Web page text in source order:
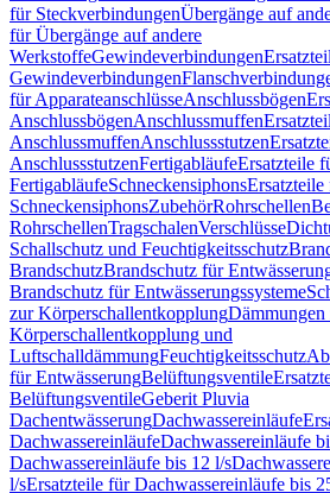
für SteckverbindungenÜbergänge auf
für Übergänge auf andere
WerkstoffeGewindeverbindungen
Gewindeverbindungen
für ApparateanschlüsseAnschlussbögen
AnschlussbögenAnschlussmuffen
AnschlussmuffenAnschlussstutzen
AnschlussstutzenFertigabläufeErsatzteile
FertigabläufeSchneckensiphonsErsatzteile
SchneckensiphonsZubehörRohrschellen
RohrschellenTragschalenVerschlüsse
Schallschutz und Feuchtigkeitsschutz
BrandschutzBrandschutz für
Brandschutz für Entwässerungssysteme
zur KörperschallentkopplungDämmungen
Körperschallentkopplung und
LuftschalldämmungFeuchtigkeitsschutz
für EntwässerungBelüftungsventile
BelüftungsventileGeberit Pluvia
DachentwässerungDachwassereinläufe
DachwassereinläufeDachwassereinläufe
Dachwassereinläufe bis 12 l/s
l/sErsatzteile für Dachwassereinläufe bis